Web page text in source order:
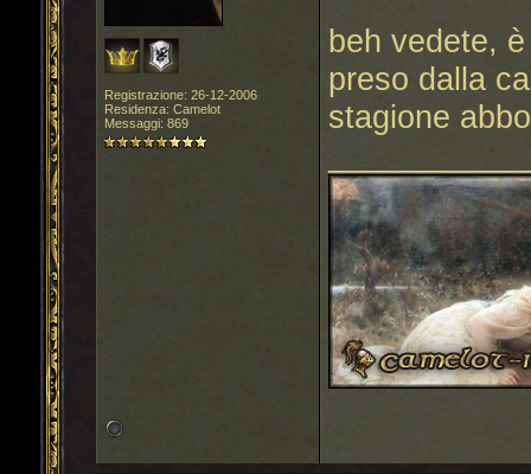
Registrazione: 26-12-2006
Residenza: Camelot
Messaggi: 869
beh vedete,
preso dalla
stagione